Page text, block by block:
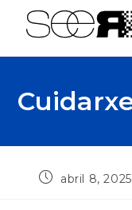
abril 8, 2025